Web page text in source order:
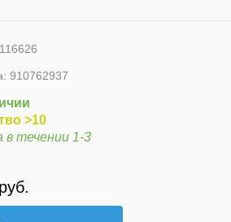
910762937
>10
в течении 1-3